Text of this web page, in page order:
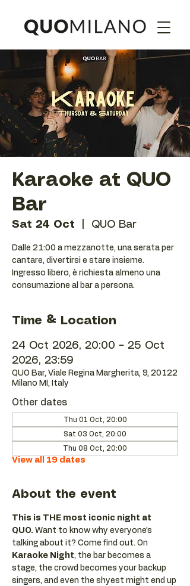
Karaoke at QUO
Bar
Sat 24 Oct QUO Bar
Dalle 21:00 a mezzanotte, una serata per
cantare, divertirsi e stare insieme.
Ingresso libero, è richiesta almeno una
consumazione al bar a persona.
Time & Location
24 Oct 2026, 20:00 – 25 Oct
2026, 23:59
QUO Bar, Viale Regina Margherita, 9, 20122
Milano MI, Italy
Other dates
Thu 01 Oct, 20:00
Sat 03 Oct, 20:00
Thu 08 Oct, 20:00
View all 19 dates
About the event
This is THE most iconic night at
QUO. Want to know why everyone’s
talking about it? Come find out. On
Karaoke Night, the bar becomes a
stage, the crowd becomes your backup
singers, and even the shyest might end up